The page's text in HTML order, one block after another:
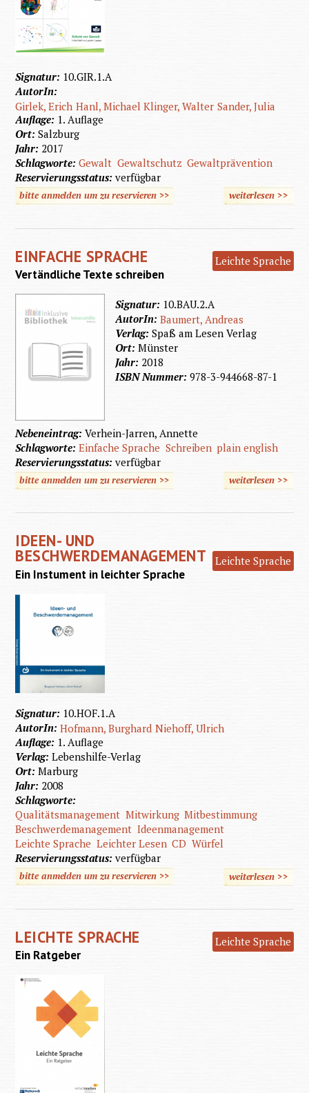
Signatur: 10.GIR.1.A
AutorIn:
Girlek, Erich Hanl, Michael Klinger, Walter Sander, Julia
Auflage: 1. Auflage
Ort:Salzburg
Jahr: 2017
Schlagworte:Gewalt Gewaltschutz Gewaltprävention
Reservierungsstatus:verfügbar
bitte anmelden um zu reservieren >> weiterlesen
über
Gewalt
>>
EINFACHE SPRACHE Leichte Sprache
Vertändliche Texte schreiben
Signatur: 10.BAU.2.A
AutorIn:Baumert, Andreas
Verlag:Spaß am Lesen Verlag
Ort:Münster
Jahr: 2018
ISBN Nummer:978-3-944668-87-1
Nebeneintrag:Verhein-Jarren, Annette
Schlagworte:Einfache Sprache Schreiben plain english
Reservierungsstatus:verfügbar
bitte anmelden um zu reservieren >> weiterlesen
über
>>
IDEEN- UND
BESCHWERDEMANAGEMENT Leichte Sprache
Ein Instument in leichter Sprache
Signatur: 10.HOF.1.A
AutorIn:Hofmann, Burghard Niehoff, Ulrich
Auflage: 1. Auflage
Verlag:Lebenshilfe-Verlag
Ort:Marburg
Jahr: 2008
Schlagworte:
Qualitätsmanagement Mitwirkung Mitbestimmung
Beschwerdemanagement Ideenmanagement
Leichte Sprache Leichter Lesen CD Würfel
Reservierungsstatus:verfügbar
bitte anmelden um zu reservieren >> weiterlesen>>
LEICHTE SPRACHE Leichte Sprache
Ein Ratgeber